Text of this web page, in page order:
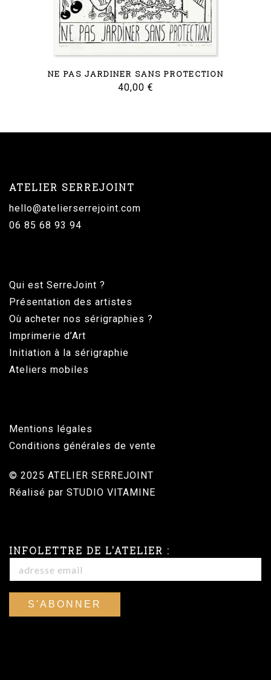
NE PAS JARDINER SANS PROTECTION
40,00 €
ATELIER SERREJOINT
hello@atelierserrejoint.com
06 85 68 93 94
Qui est SerreJoint ?
Présentation des artistes
Où acheter nos sérigraphies ?
Imprimerie d’Art
Initiation à la sérigraphie
Ateliers mobiles
Mentions légales
Conditions générales de vente
© 2025 ATELIER SERREJOINT
Réalisé par STUDIO VITAMINE
INFOLETTRE DE L'ATELIER :